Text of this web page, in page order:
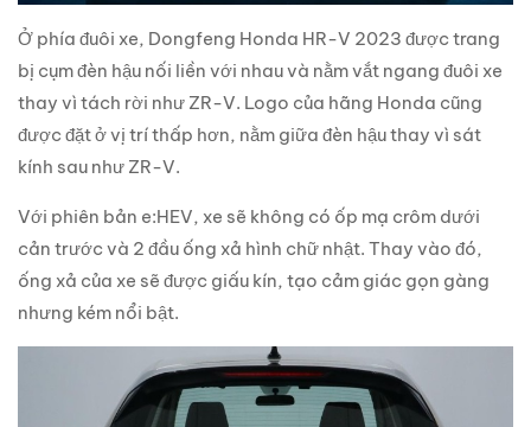
Ở phía đuôi xe, Dongfeng Honda HR-V 2023 được trang
bị cụm đèn hậu nối liền với nhau và nằm vắt ngang đuôi xe
thay vì tách rời như ZR-V. Logo của hãng Honda cũng
được đặt ở vị trí thấp hơn, nằm giữa đèn hậu thay vì sát
kính sau như ZR-V.
Với phiên bản e:HEV, xe sẽ không có ốp mạ crôm dưới
cản trước và 2 đầu ống xả hình chữ nhật. Thay vào đó,
ống xả của xe sẽ được giấu kín, tạo cảm giác gọn gàng
nhưng kém nổi bật.